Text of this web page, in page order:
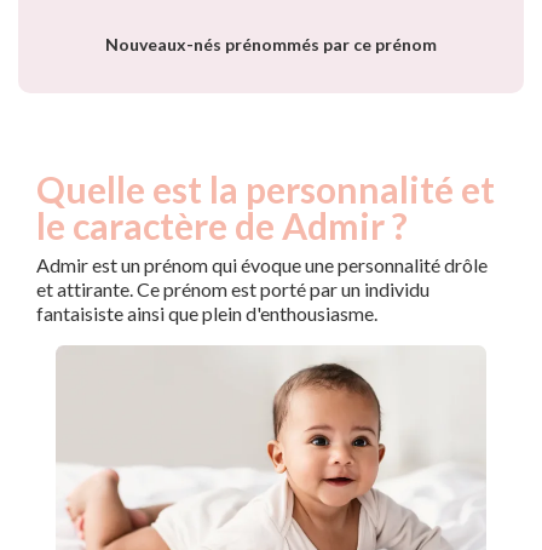
Nouveaux-nés prénommés par ce prénom
Quelle est la personnalité et
le caractère de Admir ?
Admir est un prénom qui évoque une personnalité drôle
et attirante. Ce prénom est porté par un individu
fantaisiste ainsi que plein d'enthousiasme.